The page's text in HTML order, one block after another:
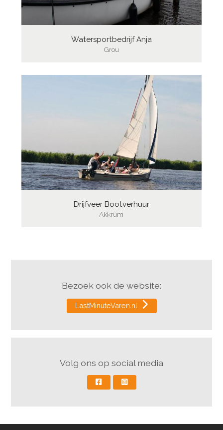
Watersportbedrijf Anja
Grou
Drijfveer Bootverhuur
Akkrum
Bezoek ook de website:
LastMinuteVaren.nl
Volg ons op social media